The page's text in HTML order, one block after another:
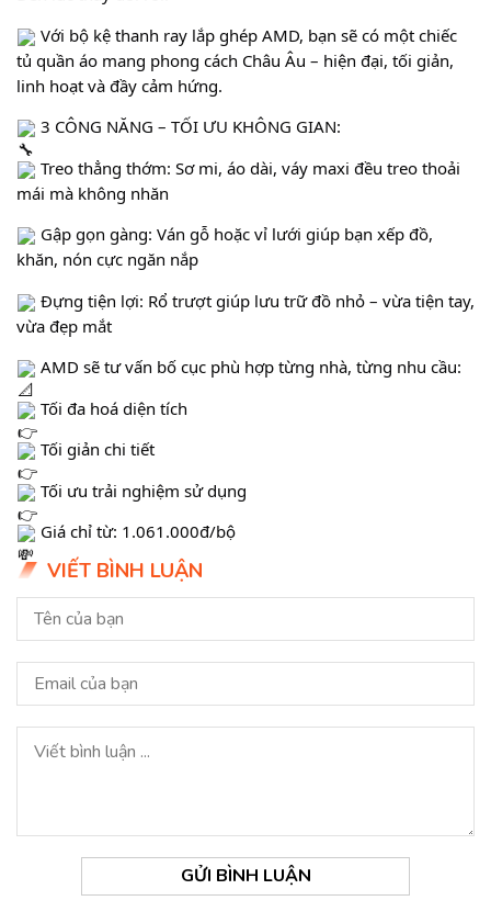
Với bộ kệ thanh ray lắp ghép AMD, bạn sẽ có một chiếc
tủ quần áo mang phong cách Châu Âu – hiện đại, tối giản,
linh hoạt và đầy cảm hứng.
3 CÔNG NĂNG – TỐI ƯU KHÔNG GIAN:
Treo thẳng thớm: Sơ mi, áo dài, váy maxi đều treo thoải
mái mà không nhăn
Gập gọn gàng: Ván gỗ hoặc vỉ lưới giúp bạn xếp đồ,
khăn, nón cực ngăn nắp
Đựng tiện lợi: Rổ trượt giúp lưu trữ đồ nhỏ – vừa tiện tay,
vừa đẹp mắt
AMD sẽ tư vấn bố cục phù hợp từng nhà, từng nhu cầu:
Tối đa hoá diện tích
Tối giản chi tiết
Tối ưu trải nghiệm sử dụng
Giá chỉ từ: 1.061.000đ/bộ
VIẾT BÌNH LUẬN
GỬI BÌNH LUẬN